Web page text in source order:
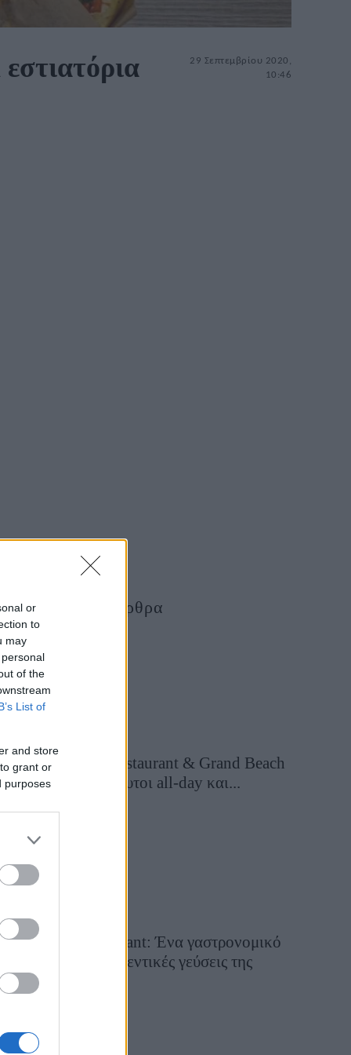
or
to
may
of the
List of
and store
grant or
purposes
29 Σεπτεμβρίου 2020,
10:46
Τελευταία Άρθρα
Grand Asia Restaurant & Grand Beach
Club: Οι απόλυτοι all-day και...
Tsapis Restaurant: Ένα γαστρονομικό
ταξίδι στις αυθεντικές γεύσεις της
Σίφνου!